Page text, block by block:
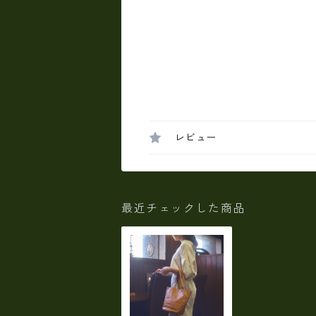
レビュー
最近チェックした商品